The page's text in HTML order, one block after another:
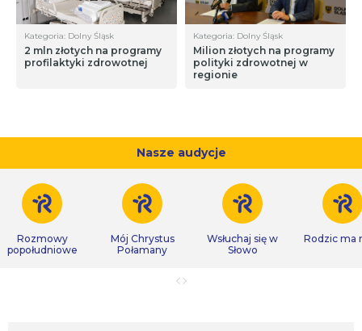
Kategoria: Dolny Śląsk
2 mln złotych na programy
profilaktyki zdrowotnej
Kategoria: Dolny Śląsk
Milion złotych na programy
polityki zdrowotnej w
regionie
Nasze audycje
Rozmowy
popołudniowe
Mój Chrystus
Połamany
Wsłuchaj się w
Słowo
Rodzic ma